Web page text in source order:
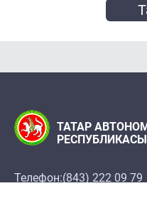
ТАТАР
Телефон:(843) 222 09 79